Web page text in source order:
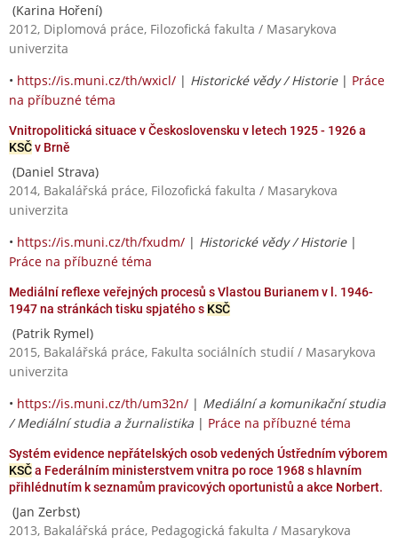
(Karina Hoření)
2012, Diplomová práce, Filozofická fakulta / Masarykova
univerzita
• https://is.muni.cz/th/wxicl/ | Historické vědy / Historie| Práce
na příbuzné téma
Vnitropolitická situace v Československu v letech 1925 - 1926 a
KSČv Brně
(Daniel Strava)
2014, Bakalářská práce, Filozofická fakulta / Masarykova
univerzita
• https://is.muni.cz/th/fxudm/ | Historické vědy / Historie|
Práce na příbuzné téma
Mediální reflexe veřejných procesů s Vlastou Burianem v l. 1946-
1947 na stránkách tisku spjatého s KSČ
(Patrik Rymel)
2015, Bakalářská práce, Fakulta sociálních studií / Masarykova
univerzita
• https://is.muni.cz/th/um32n/ | Mediální a komunikační studia
/ Mediální studia a žurnalistika | Práce na příbuzné téma
Systém evidence nepřátelských osob vedených Ústředním výborem
KSČa Federálním ministerstvem vnitra po roce 1968 s hlavním
přihlédnutím k seznamům pravicových oportunistů a akce Norbert.
(Jan Zerbst)
2013, Bakalářská práce, Pedagogická fakulta / Masarykova